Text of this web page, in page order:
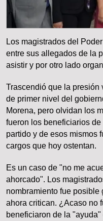
Los magistrados del
entre sus allegados de la
asistir y por otro lado
Trascendió que la presión
de primer nivel del
Morena, pero olvidan los
fueron los beneficiarios
partido y de esos mismos
cargos que hoy ostentan.
Es un caso de "no me
ahorcado". Los
nombramiento fue
ahora critican. ¿Acaso no
beneficiaron de la